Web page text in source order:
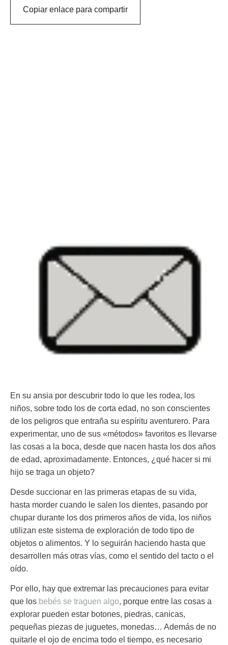
Copiar enlace para compartir
En su ansia por descubrir todo lo que les rodea, los
niños, sobre todo los de corta edad, no son conscientes
de los peligros que entraña su espíritu aventurero. Para
experimentar, uno de sus «métodos» favoritos es llevarse
las cosas a la boca, desde que nacen hasta los dos años
de edad, aproximadamente. Entonces, ¿qué hacer si mi
hijo se traga un objeto?
Desde succionar en las primeras etapas de su vida,
hasta morder cuando le salen los dientes, pasando por
chupar durante los dos primeros años de vida, los niños
utilizan este sistema de exploración de todo tipo de
objetos o alimentos. Y lo seguirán haciendo hasta que
desarrollen más otras vías, como el sentido del tacto o el
oído.
Por ello, hay que extremar las precauciones para evitar
que los bebés se traguen algo, porque entre las cosas a
explorar pueden estar botones, piedras, canicas,
pequeñas piezas de juguetes, monedas… Además de no
quitarle el ojo de encima todo el tiempo, es necesario